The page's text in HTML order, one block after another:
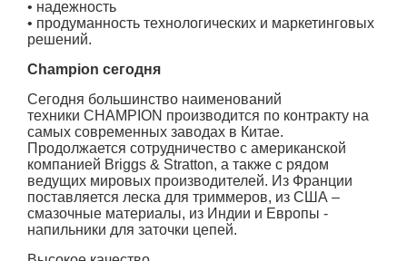
• надежность
• продуманность технологических и маркетинговых
решений.
Champion сегодня
Сегодня большинство наименований
техники CHAMPION производится по контракту на
самых современных заводах в Китае.
Продолжается сотрудничество с американской
компанией Briggs & Stratton, а также с рядом
ведущих мировых производителей. Из Франции
поставляется леска для триммеров, из США –
смазочные материалы, из Индии и Европы -
напильники для заточки цепей.